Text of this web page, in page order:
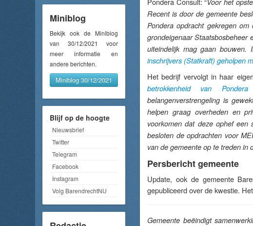
Miniblog
Bekijk ook de Miniblog
van 30/12/2021 voor
meer informatie en
andere berichten.
Miniblog 30/12/2021
Blijf op de hoogte
Nieuwsbrief
Twitter
Telegram
Facebook
Instagram
Volg BarendrechtNU
Voor het
Recent is door de gemeente
Pondera opdracht gekregen
grondeigenaar Staatsbosbeheer
uiteindelijk mag gaan
inschrijvers (Statkraft) geholpen
Het bedrijf vervolgt in haar
betrokkenheid van
belangenverstrengeling is
helpen graag overheden en
voorkomen dat deze ophef
besloten de opdrachten voor
van de gemeente op te treden in
Persbericht gemeente
Update, ook de gemeente
gepubliceerd over de kwestie.
Gemeente beëindigt